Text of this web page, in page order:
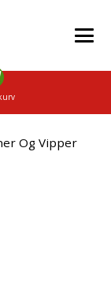
Og Vipper